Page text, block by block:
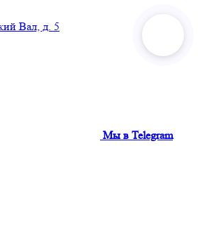
Вал, д. 5
Мы в Telegram